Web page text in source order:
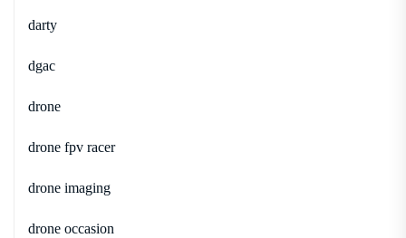
darty
dgac
drone
drone fpv racer
drone imaging
drone occasion